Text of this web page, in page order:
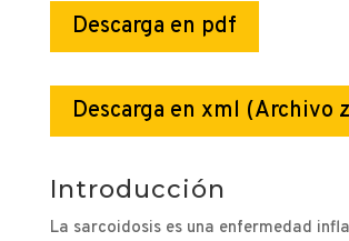
Descarga en pdf
Descarga en xml (Archivo
Introducción
La sarcoidosis es una enfermedad